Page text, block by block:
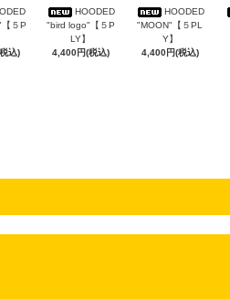
５P
込)
HOODED
"bird logo"【５P
LY】
4,400円(税込)
HOODED
"MOON"【５PL
Y】
4,400円(税込)